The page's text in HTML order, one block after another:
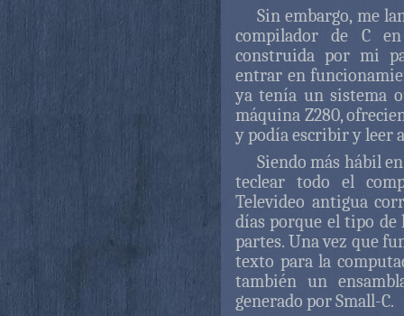
Sin embargo, me
compilador de C
construida por mi
entrar en
ya tenía un sistema
máquina Z280,
y podía escribir y leer
Siendo más hábil
teclear todo el
Televideo antigua
días porque el tipo
partes. Una vez que
texto para la
también un
generado por Small-C.